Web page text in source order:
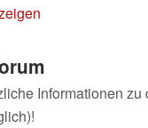
Informationen